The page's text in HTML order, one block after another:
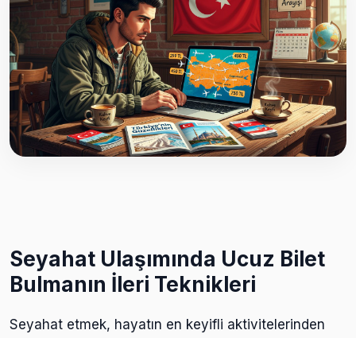
Seyahat Ulaşımında Ucuz Bilet
Bulmanın İleri Teknikleri
Seyahat etmek, hayatın en keyifli aktivitelerinden